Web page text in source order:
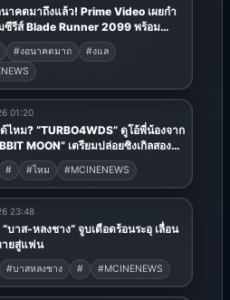
งแล้ว! Prime Video เผยกำ
ส์ Blade Runner 2099 พร้อม
างแรกในงาน San Diego Comic-
#งอนาคตมาถ
#งแล
01:20
ไหม? “TURBO4WDS” ดูโอ้พี่น้องจาก
เตรียมปล่อยซิงเกิลสอง
งฝากซิงเกิลแรก “Introvert” เมื่อปี 67
# #ไหม #MCINENEWS
23:48
าส-หลงชาง“ จูบเดือดร้อนระอุ เลื่อน
ายสู่แฟน
#บาสหลงชาง # #MCINENEWS